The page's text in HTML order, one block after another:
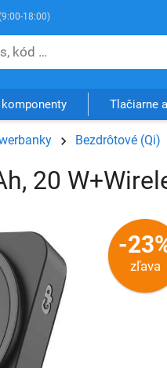
18:00)
komponenty Tlačiarne
Bezdrôtové (Qi)
20
-
zľava